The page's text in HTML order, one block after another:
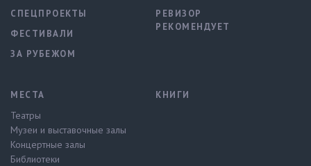
СПЕЦПРОЕКТЫ
ФЕСТИВАЛИ
ЗА РУБЕЖОМ
РЕВИЗОР
РЕКОМЕНДУЕТ
МЕСТА
Театры
Музеи и выставочные залы
Концертные залы
Библиотеки
КНИГИ